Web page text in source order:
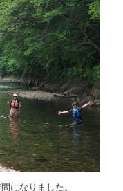
になりました。